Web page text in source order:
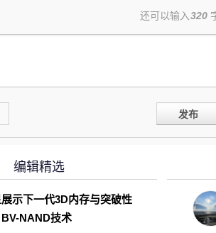
还可以输入320
发布
编辑精选
示下一代3D内存与突破性
NAND技术